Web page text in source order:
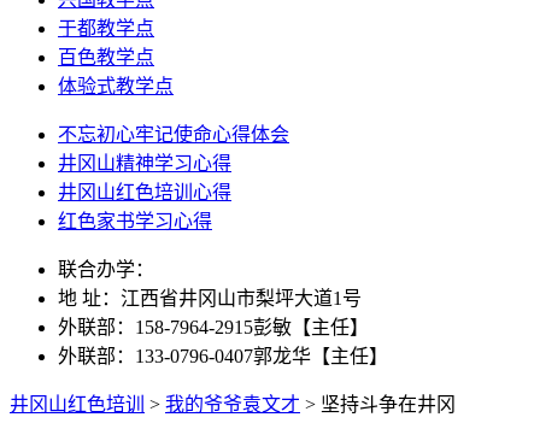
于都教学点
百色教学点
体验式教学点
不忘初心牢记使命心得体会
井冈山精神学习心得
井冈山红色培训心得
红色家书学习心得
联合办学：
地 址：江西省井冈山市梨坪大道1号
外联部：158-7964-2915彭敏【主任】
外联部：133-0796-0407郭龙华【主任】
井冈山红色培训 > 我的爷爷袁文才 > 坚持斗争在井冈